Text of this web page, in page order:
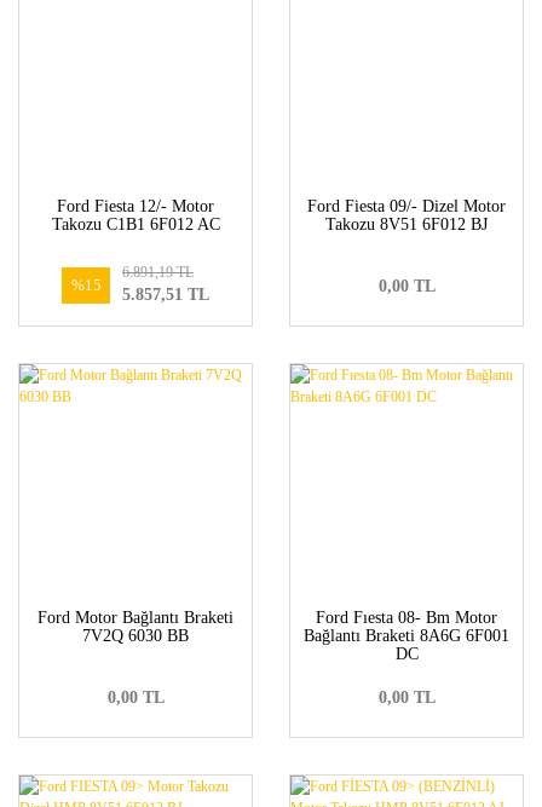
Ford Fiesta 12/- Motor
Takozu C1B1 6F012 AC
%15
5.857,51 TL
6.891,19 TL
Ford Fiesta 09/- Dizel Motor
Takozu 8V51 6F012 BJ
0,00 TL
Ford Motor Bağlantı Braketi
7V2Q 6030 BB
0,00 TL
Ford Fıesta 08- Bm Motor
Bağlantı Braketi 8A6G 6F001
DC
0,00 TL